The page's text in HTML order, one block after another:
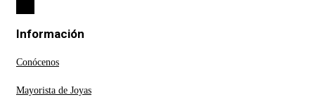
Información
Conócenos
Mayorista de Joyas